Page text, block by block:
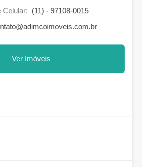
Celular: (11) - 97108-0015
Ver Imóveis